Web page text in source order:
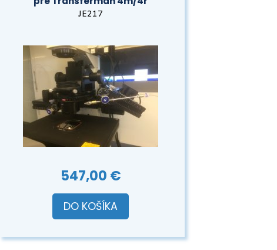
JE217
547,00 €
DO KOŠÍKA